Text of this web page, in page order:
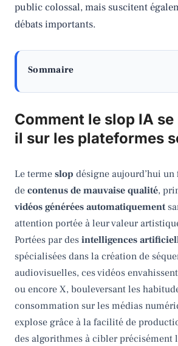
public colossal, mais suscitent
débats importants.
Sommaire
Comment le slop IA
il sur les plateformes
Le terme slop désigne aujourd’hui
de contenus de mauvaise qualité,
vidéos générées automatiquement
attention portée à leur valeur
Portées par des intelligences
spécialisées dans la création de
audiovisuelles, ces vidéos envahissent
ou encore X, bouleversant les
consommation sur les médias
explose grâce à la facilité de
des algorithmes à cibler précisément